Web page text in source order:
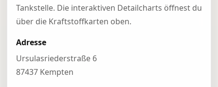
Tankstelle. Die interaktiven Detailcharts öffnest du
über die Kraftstoffkarten oben.
Adresse
Ursulasriederstraße 6
87437 Kempten